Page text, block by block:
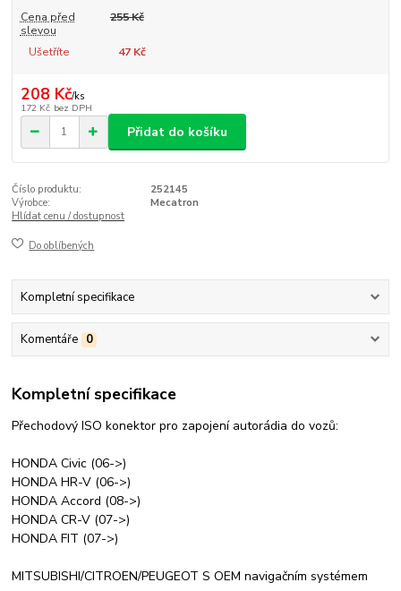
Cena před
slevou
255 Kč
Ušetříte 47 Kč
208 Kč/ks
172 Kč bez DPH
Přidat do košíku
Číslo produktu:
252145
Výrobce:
Mecatron
Hlídat cenu / dostupnost
Do oblíbených
Kompletní specifikace
Komentáře 0
Kompletní specifikace
Přechodový ISO konektor pro zapojení autorádia do vozů:
HONDA Civic (06->)
HONDA HR-V (06->)
HONDA Accord (08->)
HONDA CR-V (07->)
HONDA FIT (07->)
MITSUBISHI/CITROEN/PEUGEOT S OEM navigačním systémem